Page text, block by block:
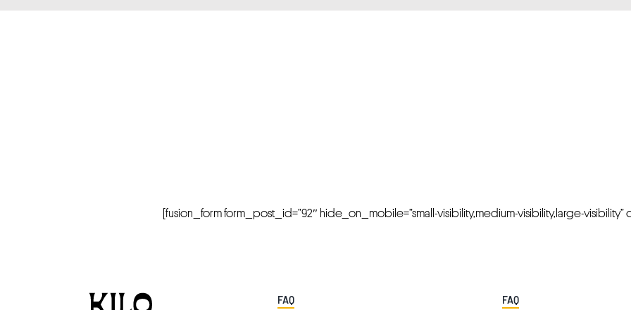
[fusion_form form_post_id=”92″ hide_on_mobile=”small-visibility,medium-visibility,large-visibility”
FAQ FAQ